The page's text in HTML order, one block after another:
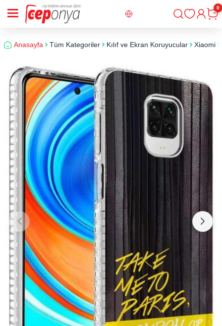
Giriş
0
Anasayfa Tüm Kategoriler Kılıf ve Ekran Koruyucular Xiaomi